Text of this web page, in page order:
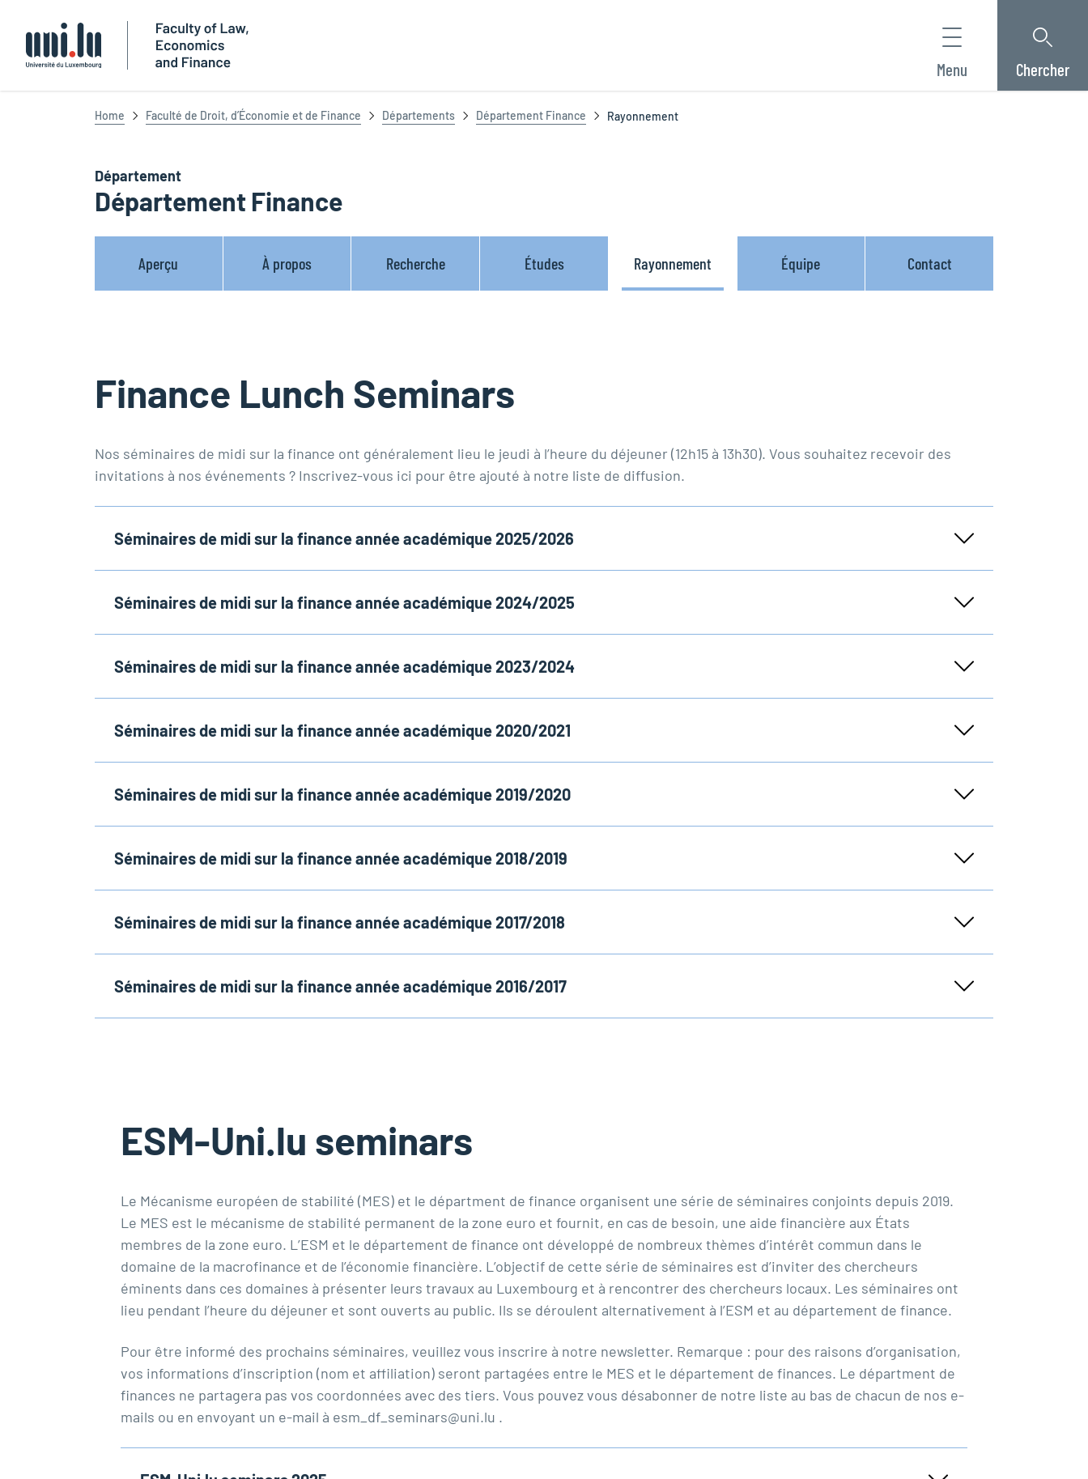
Menu Chercher
Home Faculté de Droit, d’Économie et de Finance Départements Département Finance Rayonnement
Département
Département Finance
Aperçu À propos Recherche Études Rayonnement Équipe Contact
Finance Lunch Seminars
Nos séminaires de midi sur la finance ont généralement lieu le jeudi à l’heure du déjeuner (12h15 à 13h30). Vous souhaitez recevoir des
invitations à nos événements ? Inscrivez-vous ici pour être ajouté à notre liste de diffusion.
Séminaires de midi sur la finance année académique 2025/2026
Séminaires de midi sur la finance année académique 2024/2025
Séminaires de midi sur la finance année académique 2023/2024
Séminaires de midi sur la finance année académique 2020/2021
Séminaires de midi sur la finance année académique 2019/2020
Séminaires de midi sur la finance année académique 2018/2019
Séminaires de midi sur la finance année académique 2017/2018
Séminaires de midi sur la finance année académique 2016/2017
ESM-Uni.lu seminars
Le Mécanisme européen de stabilité (MES) et le départment de finance organisent une série de séminaires conjoints depuis 2019.
Le MES est le mécanisme de stabilité permanent de la zone euro et fournit, en cas de besoin, une aide financière aux États
membres de la zone euro. L’ESM et le département de finance ont développé de nombreux thèmes d’intérêt commun dans le
domaine de la macrofinance et de l’économie financière. L’objectif de cette série de séminaires est d’inviter des chercheurs
éminents dans ces domaines à présenter leurs travaux au Luxembourg et à rencontrer des chercheurs locaux. Les séminaires ont
lieu pendant l’heure du déjeuner et sont ouverts au public. Ils se déroulent alternativement à l’ESM et au département de finance.
Pour être informé des prochains séminaires, veuillez vous inscrire à notre newsletter. Remarque : pour des raisons d’organisation,
vos informations d’inscription (nom et affiliation) seront partagées entre le MES et le département de finances. Le départment de
finances ne partagera pas vos coordonnées avec des tiers. Vous pouvez vous désabonner de notre liste au bas de chacun de nos e-
mails ou en envoyant un e-mail à esm_df_seminars@uni.lu .